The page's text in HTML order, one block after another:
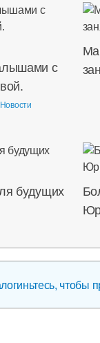
с
Новости
будущих
чтобы